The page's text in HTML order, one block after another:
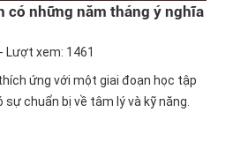
có những năm tháng ý nghĩa
Lượt xem: 1461
ứng với một giai đoạn học tập
chuẩn bị về tâm lý và kỹ năng.